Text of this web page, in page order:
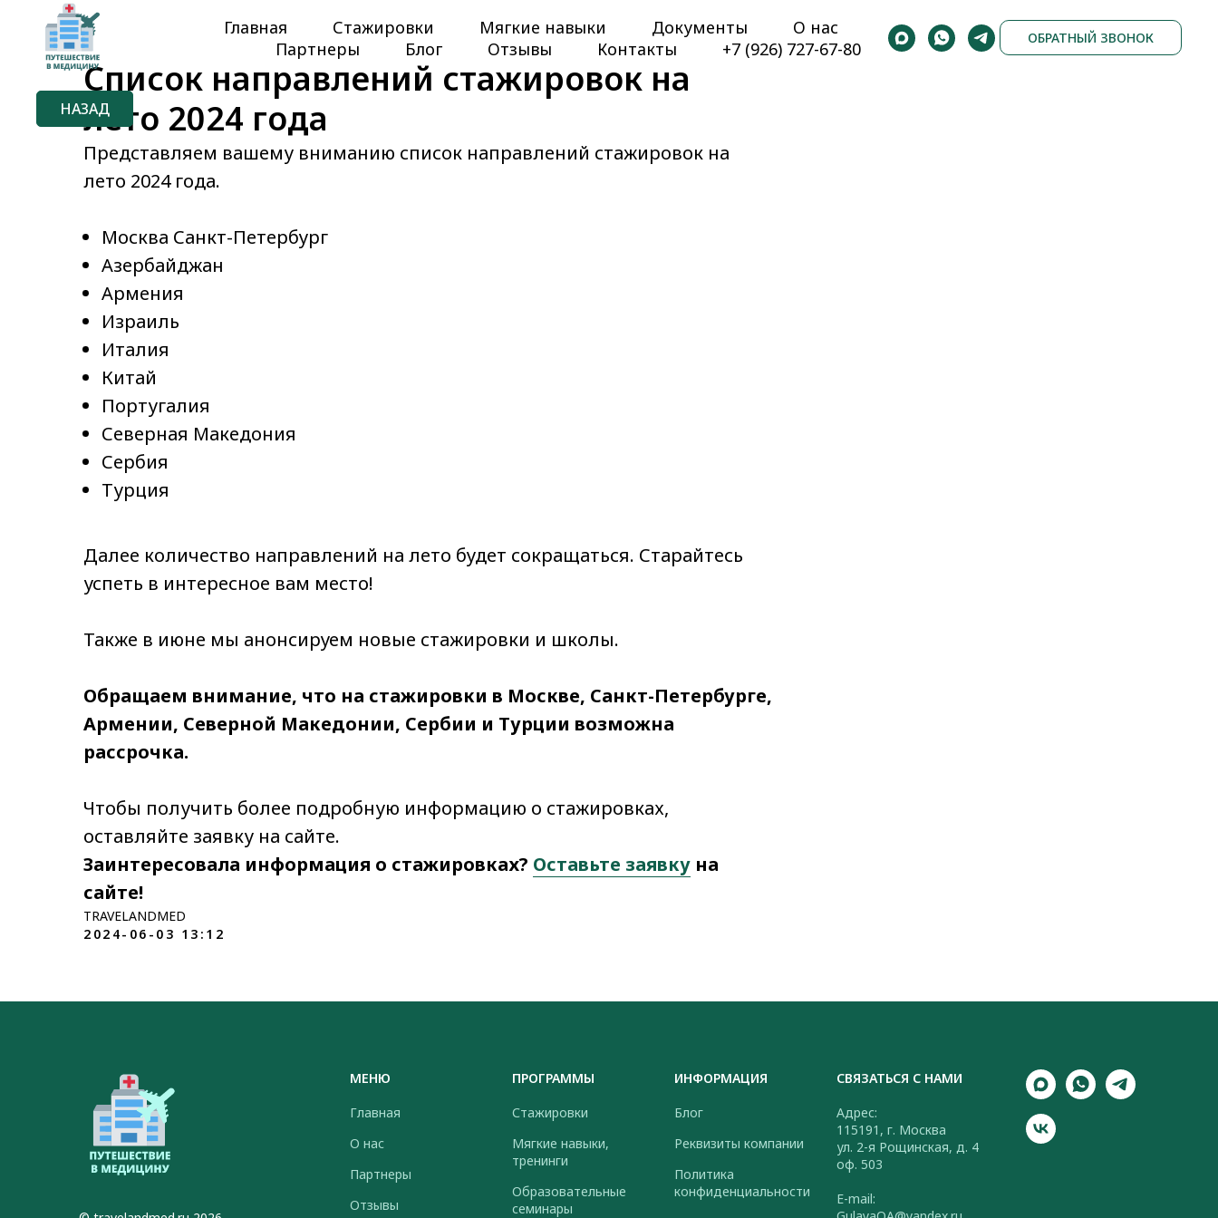
Главная Стажировки Мягкие навыки Документы
О нас
Партнеры
Блог Отзывы Контакты +7 (926) 727-67-80
ОБРАТНЫЙ ЗВОНОК
НАЗАД
Список направлений стажировок на
лето 2024 года
Представляем вашему вниманию список направлений стажировок на
лето 2024 года.
Москва Санкт-Петербург
Азербайджан
Армения
Израиль
Италия
Китай
Португалия
Северная Македония
Сербия
Турция
Далее количество направлений на лето будет сокращаться. Старайтесь
успеть в интересное вам место!
Также в июне мы анонсируем новые стажировки и школы.
Обращаем внимание, что на стажировки в Москве, Санкт-Петербурге,
Армении, Северной Македонии, Сербии и Турции возможна
рассрочка.
Чтобы получить более подробную информацию о стажировках,
оставляйте заявку на сайте.
Заинтересовала информация о стажировках? Оставьте заявку на
сайте!
TRAVELANDMED
2024-06-03 13:12
МЕНЮ
Главная
О нас
Партнеры
Отзывы
ПРОГРАММЫ
Стажировки
Мягкие навыки,
тренинги
Образовательные
семинары
ИНФОРМАЦИЯ
Блог
Реквизиты компании
Политика
конфиденциальности
СВЯЗАТЬСЯ С НАМИ
Адрес:
115191, г. Москва
ул. 2-я Рощинская, д. 4
оф. 503
E-mail: